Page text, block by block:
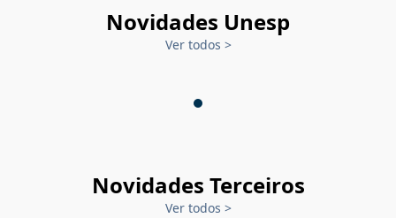
Novidades Unesp
Ver todos >
Novidades Terceiros
Ver todos >